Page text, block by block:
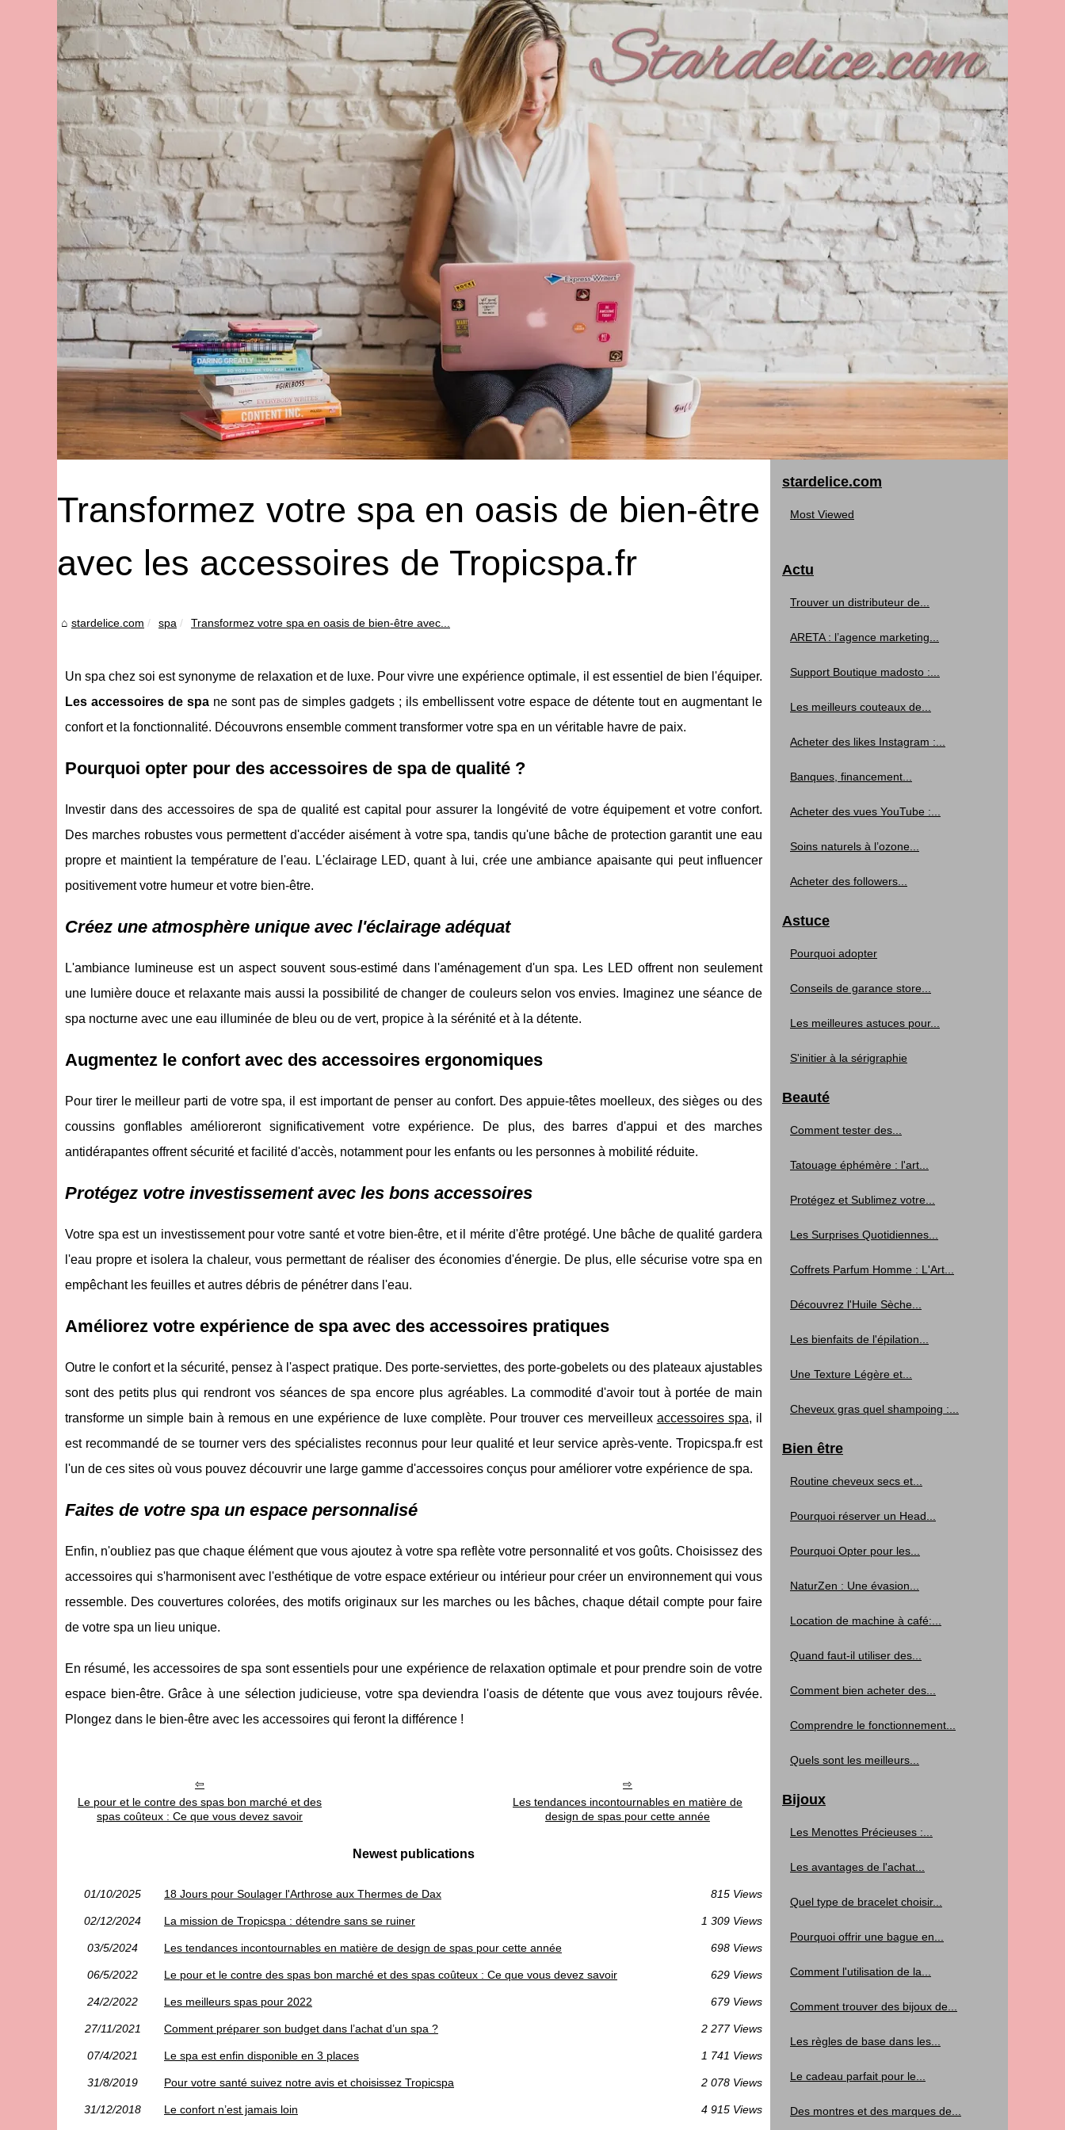
Transformez votre spa en oasis de bien-être
avec les accessoires de Tropicspa.fr
stardelice.com spa Transformez votre spa en oasis de bien-être avec...
Un spa chez soi est synonyme de relaxation et de luxe. Pour vivre une expérience optimale, il est essentiel de bien l'équiper.
Les accessoires de spa ne sont pas de simples gadgets ; ils embellissent votre espace de détente tout en augmentant le
confort et la fonctionnalité. Découvrons ensemble comment transformer votre spa en un véritable havre de paix.
Pourquoi opter pour des accessoires de spa de qualité ?
Investir dans des accessoires de spa de qualité est capital pour assurer la longévité de votre équipement et votre confort.
Des marches robustes vous permettent d'accéder aisément à votre spa, tandis qu'une bâche de protection garantit une eau
propre et maintient la température de l'eau. L'éclairage LED, quant à lui, crée une ambiance apaisante qui peut influencer
positivement votre humeur et votre bien-être.
Créez une atmosphère unique avec l'éclairage adéquat
L'ambiance lumineuse est un aspect souvent sous-estimé dans l'aménagement d'un spa. Les LED offrent non seulement
une lumière douce et relaxante mais aussi la possibilité de changer de couleurs selon vos envies. Imaginez une séance de
spa nocturne avec une eau illuminée de bleu ou de vert, propice à la sérénité et à la détente.
Augmentez le confort avec des accessoires ergonomiques
Pour tirer le meilleur parti de votre spa, il est important de penser au confort. Des appuie-têtes moelleux, des sièges ou des
coussins gonflables amélioreront significativement votre expérience. De plus, des barres d'appui et des marches
antidérapantes offrent sécurité et facilité d'accès, notamment pour les enfants ou les personnes à mobilité réduite.
Protégez votre investissement avec les bons accessoires
Votre spa est un investissement pour votre santé et votre bien-être, et il mérite d'être protégé. Une bâche de qualité gardera
l'eau propre et isolera la chaleur, vous permettant de réaliser des économies d'énergie. De plus, elle sécurise votre spa en
empêchant les feuilles et autres débris de pénétrer dans l'eau.
Améliorez votre expérience de spa avec des accessoires pratiques
Outre le confort et la sécurité, pensez à l'aspect pratique. Des porte-serviettes, des porte-gobelets ou des plateaux ajustables
sont des petits plus qui rendront vos séances de spa encore plus agréables. La commodité d'avoir tout à portée de main
transforme un simple bain à remous en une expérience de luxe complète. Pour trouver ces merveilleux accessoires spa, il
est recommandé de se tourner vers des spécialistes reconnus pour leur qualité et leur service après-vente. Tropicspa.fr est
l'un de ces sites où vous pouvez découvrir une large gamme d'accessoires conçus pour améliorer votre expérience de spa.
Faites de votre spa un espace personnalisé
Enfin, n'oubliez pas que chaque élément que vous ajoutez à votre spa reflète votre personnalité et vos goûts. Choisissez des
accessoires qui s'harmonisent avec l'esthétique de votre espace extérieur ou intérieur pour créer un environnement qui vous
ressemble. Des couvertures colorées, des motifs originaux sur les marches ou les bâches, chaque détail compte pour faire
de votre spa un lieu unique.
En résumé, les accessoires de spa sont essentiels pour une expérience de relaxation optimale et pour prendre soin de votre
espace bien-être. Grâce à une sélection judicieuse, votre spa deviendra l'oasis de détente que vous avez toujours rêvée.
Plongez dans le bien-être avec les accessoires qui feront la différence !
Le pour et le contre des spas bon marché et des
spas coûteux : Ce que vous devez savoir
Les tendances incontournables en matière de
design de spas pour cette année
Newest publications
01/10/2025 18 Jours pour Soulager l'Arthrose aux Thermes de Dax 815 Views
02/12/2024 La mission de Tropicspa : détendre sans se ruiner 1 309 Views
03/5/2024 Les tendances incontournables en matière de design de spas pour cette année 698 Views
06/5/2022 Le pour et le contre des spas bon marché et des spas coûteux : Ce que vous devez savoir 629 Views
24/2/2022 Les meilleurs spas pour 2022 679 Views
27/11/2021 Comment préparer son budget dans l’achat d’un spa ? 2 277 Views
07/4/2021 Le spa est enfin disponible en 3 places 1 741 Views
31/8/2019 Pour votre santé suivez notre avis et choisissez Tropicspa 2 078 Views
31/12/2018 Le confort n’est jamais loin 4 915 Views
stardelice.com
Most Viewed
Actu
Trouver un distributeur de...
ARETA : l’agence marketing...
Support Boutique madosto :...
Les meilleurs couteaux de...
Acheter des likes Instagram :...
Banques, financement...
Acheter des vues YouTube :...
Soins naturels à l’ozone...
Acheter des followers...
Astuce
Pourquoi adopter
Conseils de garance store...
Les meilleures astuces pour...
S'initier à la sérigraphie
Beauté
Comment tester des...
Tatouage éphémère : l'art...
Protégez et Sublimez votre...
Les Surprises Quotidiennes...
Coffrets Parfum Homme : L'Art...
Découvrez l'Huile Sèche...
Les bienfaits de l'épilation...
Une Texture Légère et...
Cheveux gras quel shampoing :...
Bien être
Routine cheveux secs et...
Pourquoi réserver un Head...
Pourquoi Opter pour les...
NaturZen : Une évasion...
Location de machine à café:...
Quand faut-il utiliser des...
Comment bien acheter des...
Comprendre le fonctionnement...
Quels sont les meilleurs...
Bijoux
Les Menottes Précieuses :...
Les avantages de l'achat...
Quel type de bracelet choisir...
Pourquoi offrir une bague en...
Comment l'utilisation de la...
Comment trouver des bijoux de...
Les règles de base dans les...
Le cadeau parfait pour le...
Des montres et des marques de...